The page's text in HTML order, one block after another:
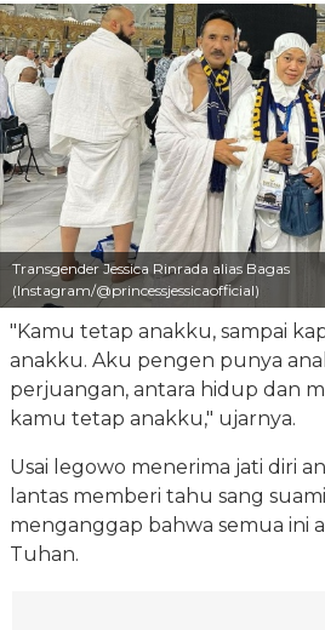
Transgender Jessica Rinrada alias Bagas
(Instagram/@princessjessicaofficial)
"Kamu tetap anakku, sampai
anakku. Aku pengen punya
perjuangan, antara hidup dan
kamu tetap anakku," ujarnya.
Usai legowo menerima jati diri
lantas memberi tahu sang
menganggap bahwa semua ini
Tuhan.